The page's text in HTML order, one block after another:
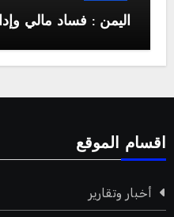
اليمن : فساد مالي
اقسام الموقع
أخبار وتقارير